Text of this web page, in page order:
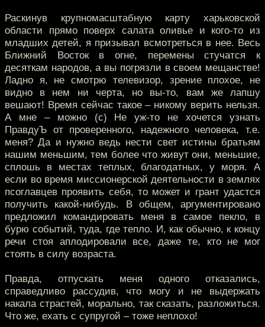
Раскинув крупномасштабную карту харьковской
области прямо поверх салата оливье и кого-то из
младших детей, я призывал всмотреться в нее. Весь
Ближний Восток в огне, перемены стучатся к
десяткам народов, а вы погрязли в своем мещанстве!
Ладно я, не смотрю телевизор, зрение плохое, не
видно в нем ни черта, но вы-то, вам же лапшу
вешают! Время сейчас такое – никому верить нельзя.
А мне – можно (с) Не уж-то не хочется узнать
ПравдуЪ от проверенного, надежного человека, т.е.
меня? Да и нужно ведь нести свет истины братьям
нашим меньшим, тем более что живут они, меньшие,
сплошь в местах теплых, благодатных, у моря. А
если во время миссионерской деятельности в землях
псоглавцев проявить себя, то может и грант удастся
получить какой-нибудь. В общем, аргументировано
предложил командировать меня в самое пекло, в
бурю событий, туда, где тепло. И, как обычно, к концу
речи стоя аплодировали все, даже те, кто не мог
стоять в силу возраста.
Правда, отпускать меня одного отказались,
справедливо рассудив, что могу и не выдержать
накала страстей, морально, так сказать, разложиться.
Что же, ехать с супругой – тоже неплохо!